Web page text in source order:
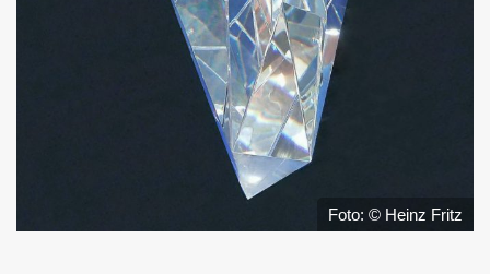
Foto: © Heinz Fritz